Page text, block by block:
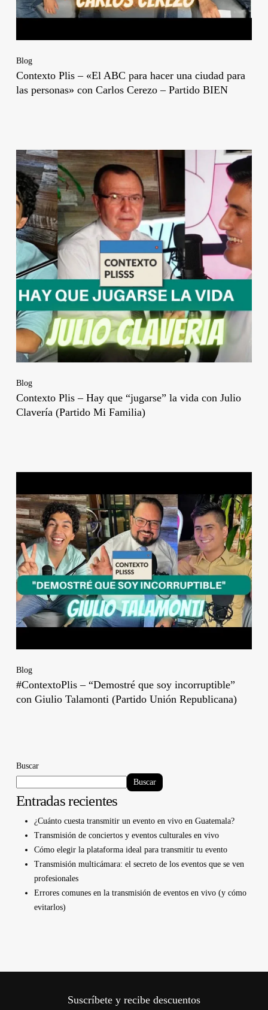
Blog
Contexto Plis – «El ABC para hacer una ciudad para
las personas» con Carlos Cerezo – Partido BIEN
Blog
Contexto Plis – Hay que “jugarse” la vida con Julio
Clavería (Partido Mi Familia)
Blog
#ContextoPlis – “Demostré que soy incorruptible”
con Giulio Talamonti (Partido Unión Republicana)
Buscar
Buscar
Entradas recientes
¿Cuánto cuesta transmitir un evento en vivo en Guatemala?
Transmisión de conciertos y eventos culturales en vivo
Cómo elegir la plataforma ideal para transmitir tu evento
Transmisión multicámara: el secreto de los eventos que se ven
profesionales
Errores comunes en la transmisión de eventos en vivo (y cómo
evitarlos)
Suscríbete y recibe descuentos